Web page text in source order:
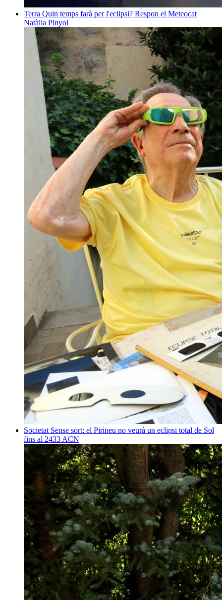
Terra Quin temps farà per l'eclipsi? Respon el Meteocat
Natàlia Pinyol
Societat Sense sort: el Pirineu no veurà un eclipsi total de Sol
fins al 2433 ACN